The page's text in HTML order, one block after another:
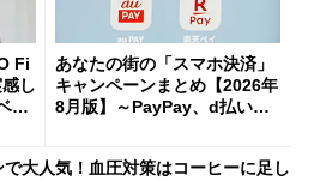
Fi
し
ー
あなたの街の「スマホ決済」
キャンペーンまとめ【2026年
8月版】～PayPay、d払い、a
で大人気！血圧対策はコーヒーに足し